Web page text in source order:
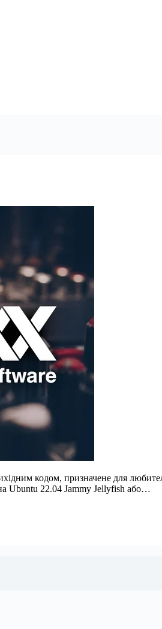
кодом, призначене для
Ubuntu 22.04 Jammy Jellyfish або…